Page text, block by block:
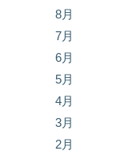
8月
7月
6月
5月
4月
3月
2月